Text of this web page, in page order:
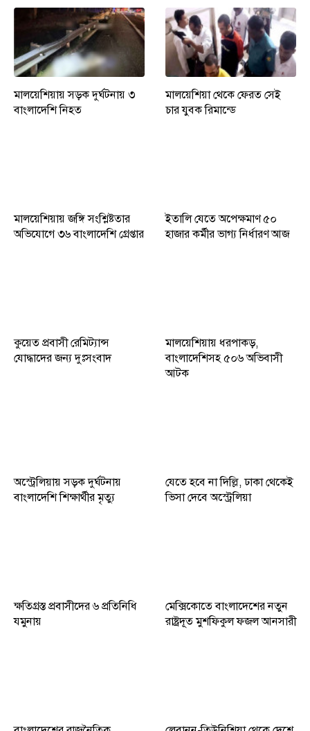
মালয়েশিয়ায় সড়ক দুর্ঘটনায় ৩
বাংলাদেশি নিহত
মালয়েশিয়া থেকে ফেরত সেই
চার যুবক রিমান্ডে
মালয়েশিয়ায় জঙ্গি সংশ্লিষ্টতার
অভিযোগে ৩৬ বাংলাদেশি গ্রেপ্তার
ইতালি যেতে অপেক্ষমাণ ৫০
হাজার কর্মীর ভাগ্য নির্ধারণ আজ
কুয়েত প্রবাসী রেমিট্যান্স
যোদ্ধাদের জন্য দুঃসংবাদ
মালয়েশিয়ায় ধরপাকড়,
বাংলাদেশিসহ ৫০৬ অভিবাসী
আটক
অস্ট্রেলিয়ায় সড়ক দুর্ঘটনায়
বাংলাদেশি শিক্ষার্থীর মৃত্যু
যেতে হবে না দিল্লি, ঢাকা থেকেই
ভিসা দেবে অস্ট্রেলিয়া
ক্ষতিগ্রস্ত প্রবাসীদের ৬ প্রতিনিধি
যমুনায়
মেক্সিকোতে বাংলাদেশের নতুন
রাষ্ট্রদূত মুশফিকুল ফজল আনসারী